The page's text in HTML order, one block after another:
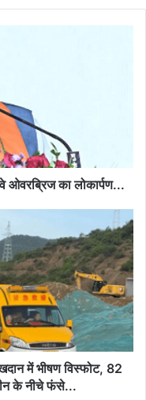
ओवरब्रिज का लोकार्पण...
में भीषण विस्फोट, 82
के नीचे फंसे...